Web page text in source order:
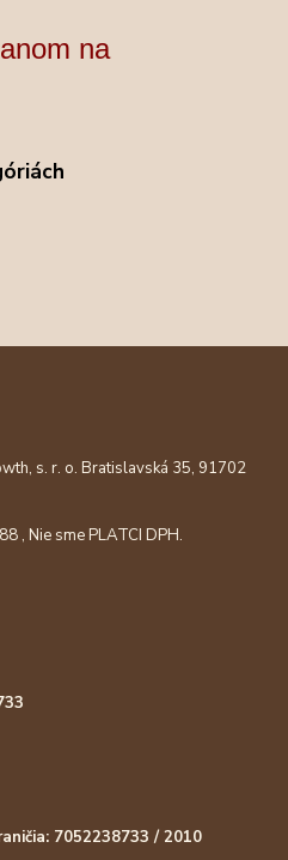
na
s. r. o. Bratislavská 35, 91702
, Nie sme PLATCI DPH.
0070 5223 8733
7052238733 / 2010